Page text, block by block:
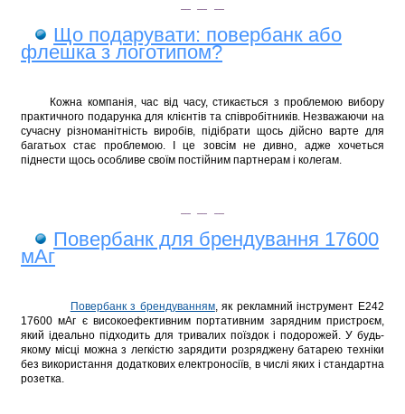
Що подарувати: повербанк або
флешка з логотипом?
Кожна компанія, час від часу, стикається з проблемою вибору
практичного подарунка для клієнтів та співробітників. Незважаючи на
сучасну різноманітність виробів, підібрати щось дійсно варте для
багатьох стає проблемою. І це зовсім не дивно, адже хочеться
піднести щось особливе своїм постійним партнерам і колегам.
Повербанк для брендування 17600
мАг
Повербанк з брендуванням, як рекламний інструмент Е242
17600 мАг є високоефективним портативним зарядним пристроєм
який ідеально підходить для тривалих поїздок і подорожей. У будь-
якому місці можна з легкістю зарядити розряджену батарею техніки
без використання додаткових електроносіїв, в числі яких і стандартна
розетка.